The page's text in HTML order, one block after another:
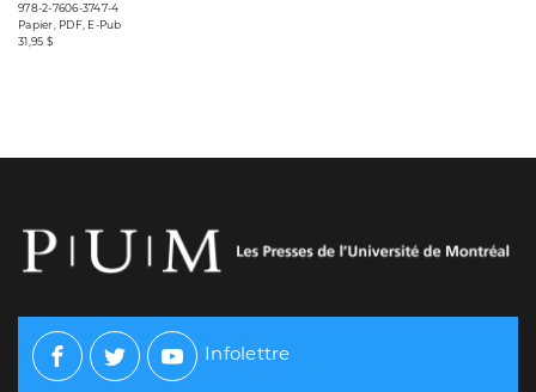
978-2-7606-3747-4
Papier, PDF, E-Pub
31,95 $
Facebook
TwitterYoutube
Infolettre